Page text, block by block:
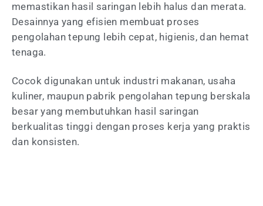
memastikan hasil saringan lebih halus dan merata.
Desainnya yang efisien membuat proses
pengolahan tepung lebih cepat, higienis, dan hemat
tenaga.
Cocok digunakan untuk industri makanan, usaha
kuliner, maupun pabrik pengolahan tepung berskala
besar yang membutuhkan hasil saringan
berkualitas tinggi dengan proses kerja yang praktis
dan konsisten.